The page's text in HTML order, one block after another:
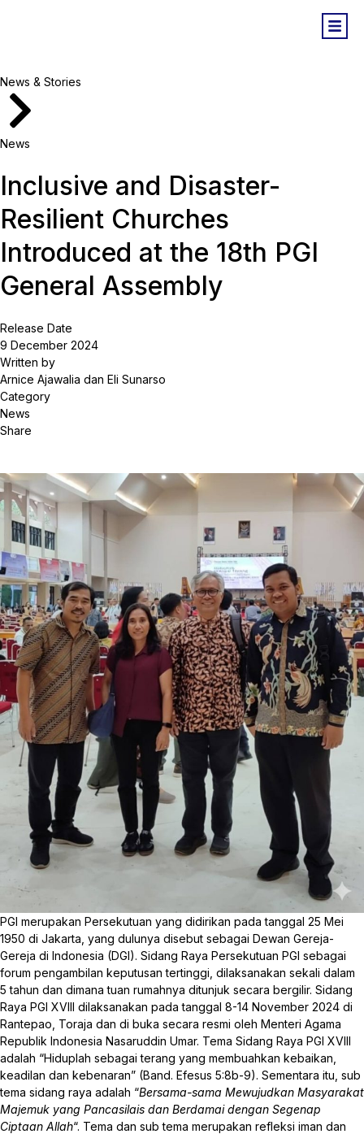
News & Stories
News
Inclusive and Disaster-
Resilient Churches
Introduced at the 18th PGI
General Assembly
Release Date
9 December 2024
Written by
Arnice Ajawalia dan Eli Sunarso
Category
News
Share
PGI merupakan Persekutuan yang didirikan pada tanggal 25 Mei
1950 di Jakarta, yang dulunya disebut sebagai Dewan Gereja-
Gereja di Indonesia (DGI). Sidang Raya Persekutuan PGI sebagai
forum pengambilan keputusan tertinggi, dilaksanakan sekali dalam
5 tahun dan dimana tuan rumahnya ditunjuk secara bergilir. Sidang
Raya PGI XVIII dilaksanakan pada tanggal 8-14 November 2024 di
Rantepao, Toraja dan di buka secara resmi oleh Menteri Agama
Republik Indonesia Nasaruddin Umar. Tema Sidang Raya PGI XVIII
adalah “Hiduplah sebagai terang yang membuahkan kebaikan,
keadilan dan kebenaran” (Band. Efesus 5:8b-9). Sementara itu, sub
tema sidang raya adalah “Bersama-sama Mewujudkan Masyarakat
Majemuk yang Pancasilais dan Berdamai dengan Segenap
Ciptaan Allah“. Tema dan sub tema merupakan refleksi iman dan